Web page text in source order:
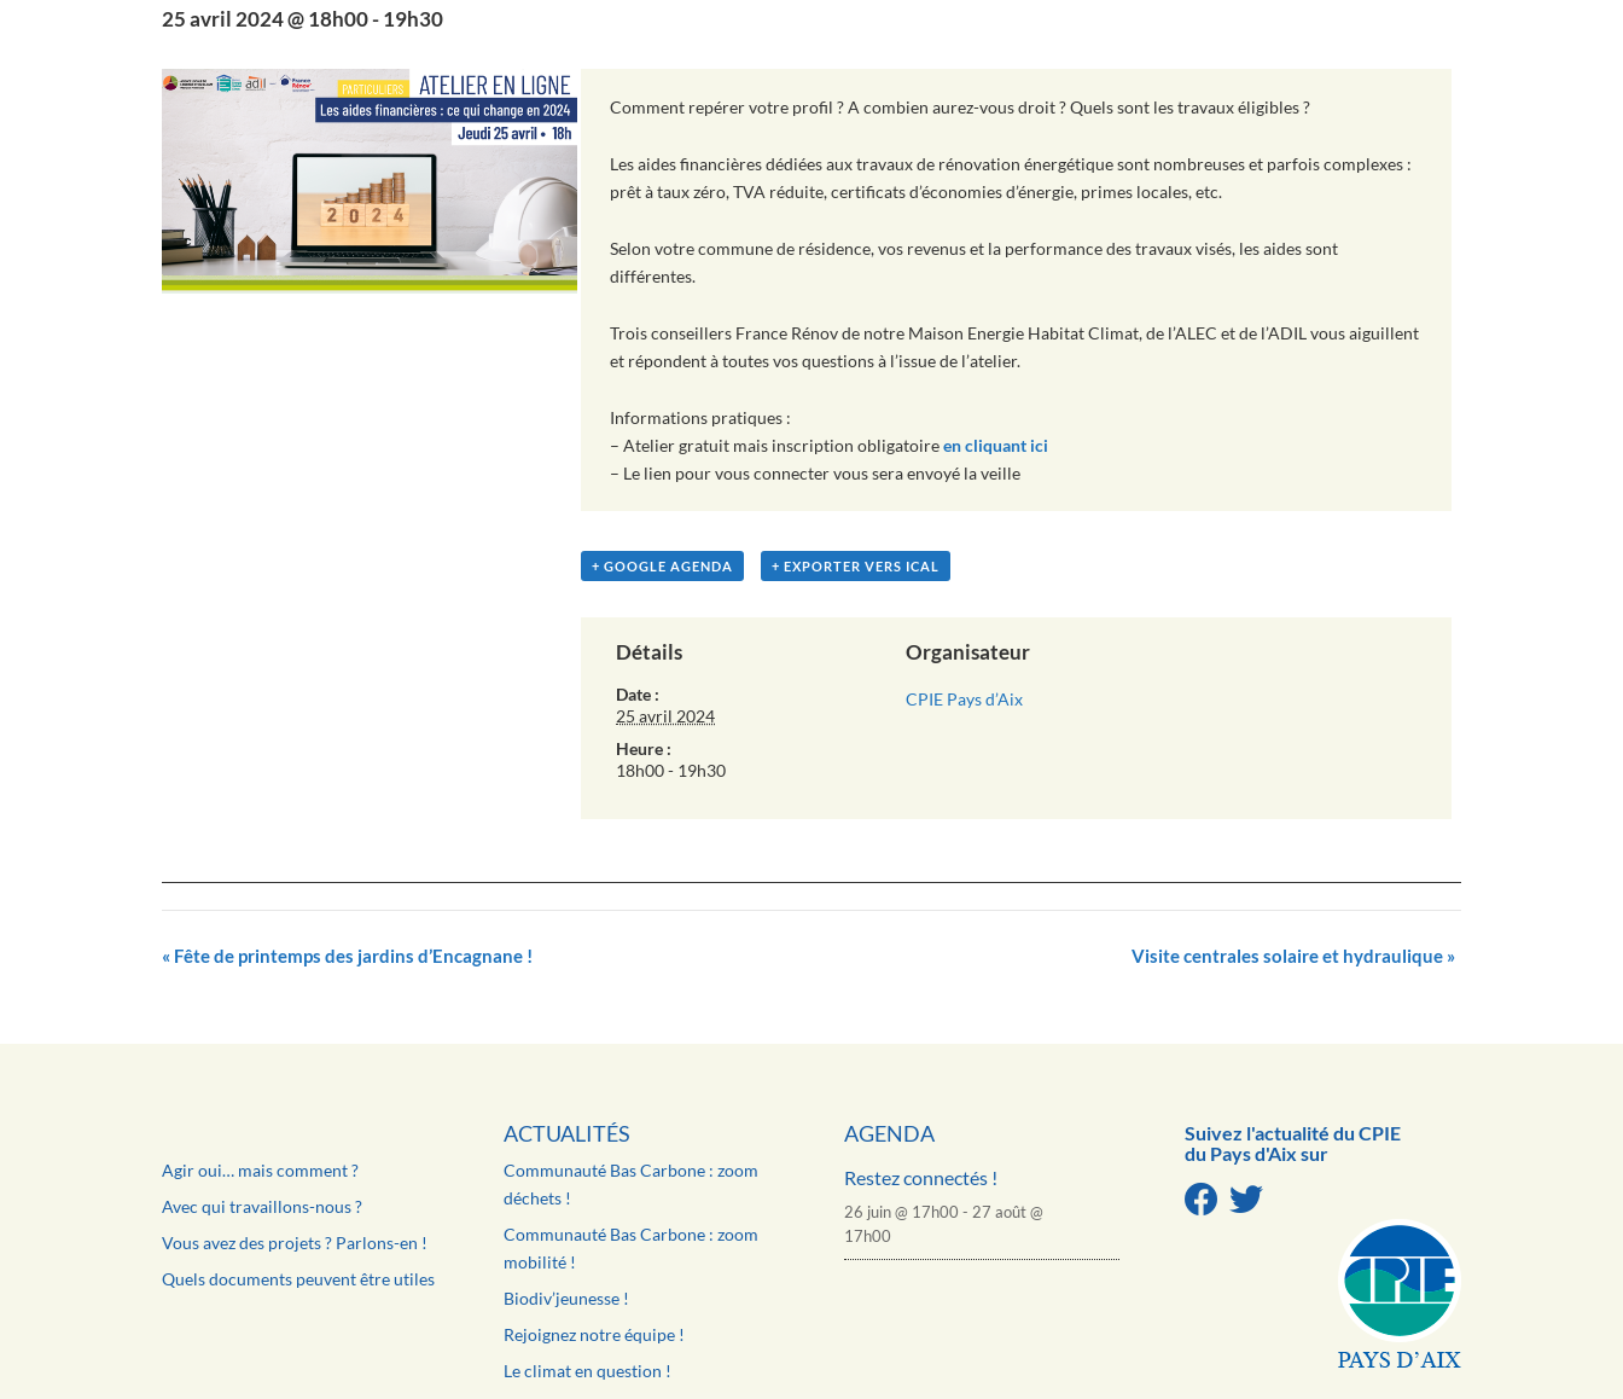
25 avril 2024 @ 18h00-19h30
Comment repérer votre profil ? A combien aurez-vous droit ? Quels sont les travaux éligibles ?
Les aides financières dédiées aux travaux de rénovation énergétique sont nombreuses et parfois complexes :
prêt à taux zéro, TVA réduite, certificats d’économies d’énergie, primes locales, etc.
Selon votre commune de résidence, vos revenus et la performance des travaux visés, les aides sont
différentes.
Trois conseillers France Rénov de notre Maison Energie Habitat Climat, de l’ALEC et de l’ADIL vous aiguillent
et répondent à toutes vos questions à l’issue de l’atelier.
Informations pratiques :
– Atelier gratuit mais inscription obligatoireen cliquant ici
– Le lien pour vous connecter vous sera envoyé la veille
+ GOOGLE AGENDA + EXPORTER VERS ICAL
Détails
Date :
25 avril 2024
Heure :
18h00 - 19h30
Organisateur
CPIE Pays d’Aix
« Fête de printemps des jardins d’Encagnane ! Visite centrales solaire et hydraulique »
Agir oui… mais comment ?
Avec qui travaillons-nous ?
Vous avez des projets ? Parlons-en !
Quels documents peuvent être utiles
ACTUALITÉS
Communauté Bas Carbone : zoom
déchets !
Communauté Bas Carbone : zoom
mobilité !
Biodiv’jeunesse !
Rejoignez notre équipe !
Le climat en question !
AGENDA
Restez connectés !
26 juin @ 17h00 - 27 août @
17h00
Suivez l'actualité du CPIE
du Pays d'Aix sur